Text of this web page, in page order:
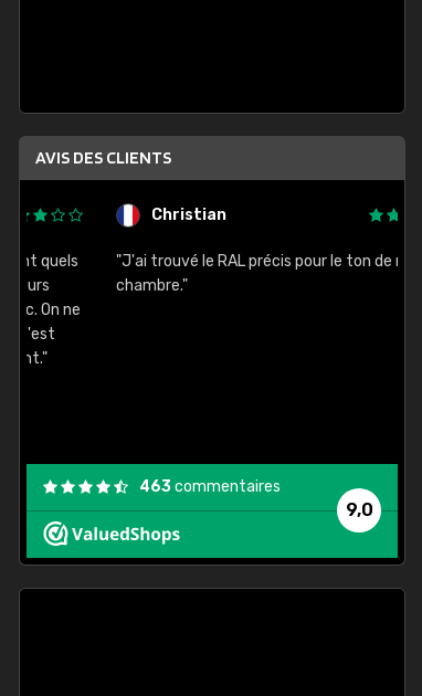
AVIS DES CLIENTS
Christian
"J'ai trouvé le RAL précis pour le ton de ma
chambre."
9,0
463commentaires